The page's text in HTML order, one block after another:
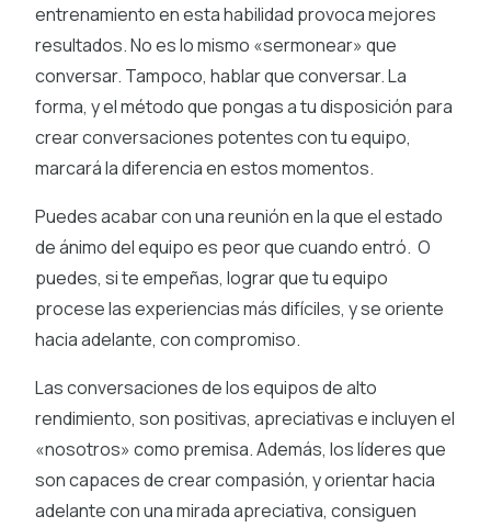
entrenamiento en esta habilidad provoca mejores
resultados. No es lo mismo «sermonear» que
conversar. Tampoco, hablar que conversar. La
forma, y el método que pongas a tu disposición para
crear conversaciones potentes con tu equipo,
marcará la diferencia en estos momentos.
Puedes acabar con una reunión en la que el estado
de ánimo del equipo es peor que cuando entró. O
puedes, si te empeñas, lograr que tu equipo
procese las experiencias más difíciles, y se oriente
hacia adelante, con compromiso.
Las conversaciones de los equipos de alto
rendimiento, son positivas, apreciativas e incluyen el
«nosotros» como premisa. Además, los líderes que
son capaces de crear compasión, y orientar hacia
adelante con una mirada apreciativa, consiguen